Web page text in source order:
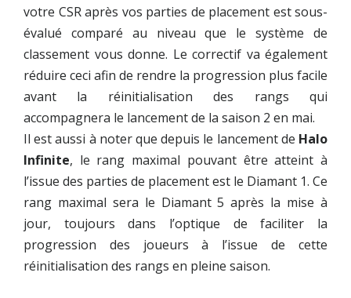
votre CSR après vos parties de placement est sous-
évalué comparé au niveau que le système de
classement vous donne. Le correctif va également
réduire ceci afin de rendre la progression plus facile
avant la réinitialisation des rangs qui
accompagnera le lancement de la saison 2 en mai.
Il est aussi à noter que depuis le lancement de Halo
Infinite, le rang maximal pouvant être atteint à
l’issue des parties de placement est le Diamant 1. Ce
rang maximal sera le Diamant 5 après la mise à
jour, toujours dans l’optique de faciliter la
progression des joueurs à l’issue de cette
réinitialisation des rangs en pleine saison.